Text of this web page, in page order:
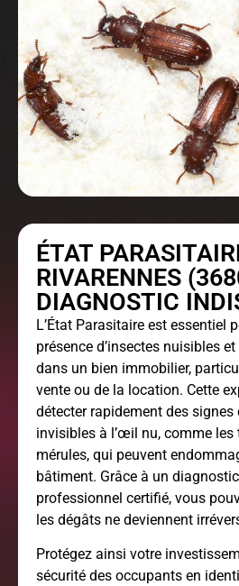
ÉTAT
RIVARENNES
DIAGNOSTIC
L’État Parasitaire est essentiel
présence d’insectes nuisibles
dans un bien immobilier,
vente ou de la location. Cette
détecter rapidement des signes
invisibles à l’œil nu, comme les
mérules, qui peuvent
bâtiment. Grâce à un
professionnel certifié, vous
les dégâts ne deviennent
Protégez ainsi votre
sécurité des occupants en